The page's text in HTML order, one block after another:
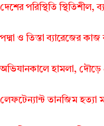
দেশের পরিস্থিতি স্থিতিশীল,
পদ্মা ও তিস্তা ব্যারেজের কাজ
অভিযানকালে হামলা, দৌড়ে
লেফটেন্যান্ট তানজিম হত্যা